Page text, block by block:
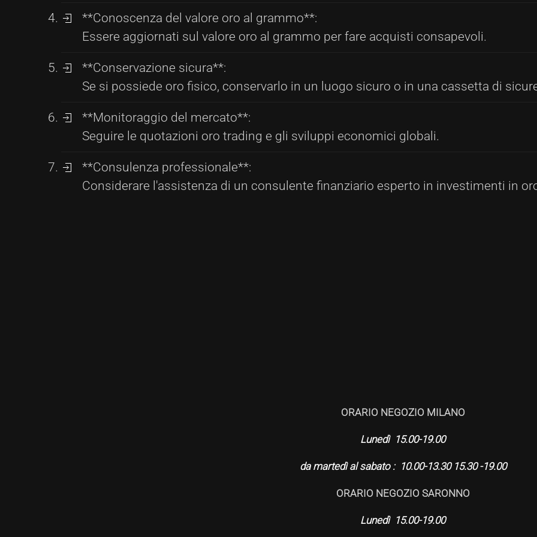
**Conoscenza del valore oro al grammo**:
Essere aggiornati sul valore oro al grammo per fare acquisti consapevoli.
**Conservazione sicura**:
Se si possiede oro fisico, conservarlo in un luogo sicuro o in una cassetta di
**Monitoraggio del mercato**:
Seguire le quotazioni oro trading e gli sviluppi economici globali.
**Consulenza professionale**:
Considerare l'assistenza di un consulente finanziario esperto in investimenti in
ORARIO NEGOZIO MILANO
Lunedì 15.00-19.00
da martedì al sabato : 10.00-13.30 15.30 -19.00
ORARIO NEGOZIO SARONNO
Lunedì 15.00-19.00